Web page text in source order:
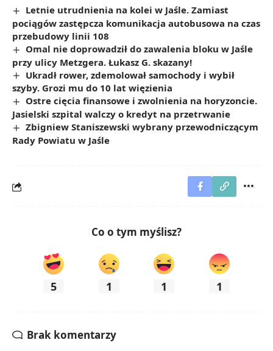
Letnie utrudnienia na kolei w Jaśle. Zamiast
pociągów zastępcza komunikacja autobusowa na czas
przebudowy linii 108
Omal nie doprowadził do zawalenia bloku w Jaśle
przy ulicy Metzgera. Łukasz G. skazany!
Ukradł rower, zdemolował samochody i wybił
szyby. Grozi mu do 10 lat więzienia
Ostre cięcia finansowe i zwolnienia na horyzoncie.
Jasielski szpital walczy o kredyt na przetrwanie
Zbigniew Staniszewski wybrany przewodniczącym
Rady Powiatu w Jaśle
Co o tym myślisz?
5 1 1 1
Brak komentarzy